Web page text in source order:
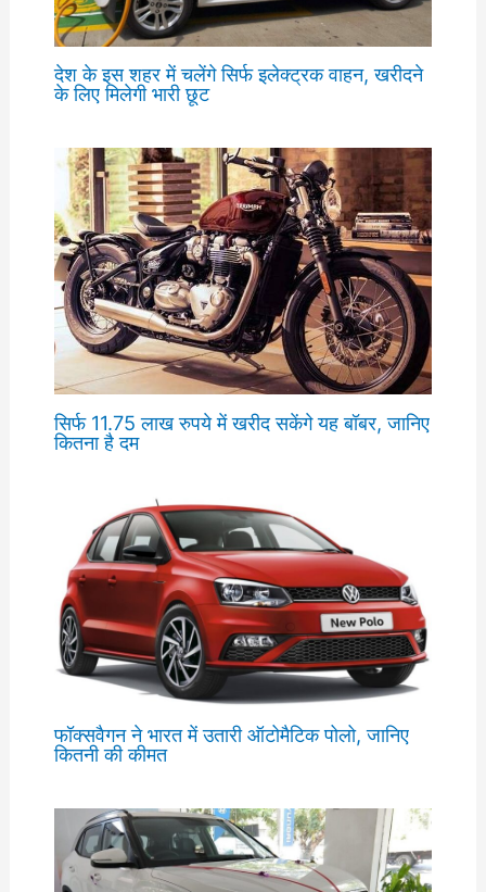
देश के इस शहर में चलेंगे सिर्फ इलेक्ट्रक वाहन, खरीदने
के लिए मिलेगी भारी छूट
सिर्फ 11.75 लाख रुपये में खरीद सकेंगे यह बॉबर, जानिए
कितना है दम
फॉक्सवैगन ने भारत में उतारी ऑटोमैटिक पोलो, जानिए
कितनी की कीमत